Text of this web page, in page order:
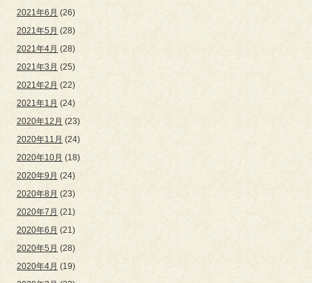
2021年6月 (26)
2021年5月 (28)
2021年4月 (28)
2021年3月 (25)
2021年2月 (22)
2021年1月 (24)
2020年12月 (23)
2020年11月 (24)
2020年10月 (18)
2020年9月 (24)
2020年8月 (23)
2020年7月 (21)
2020年6月 (21)
2020年5月 (28)
2020年4月 (19)